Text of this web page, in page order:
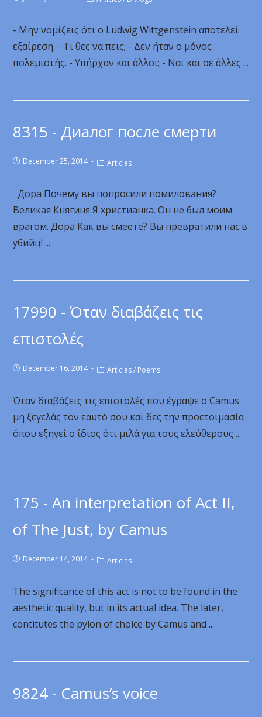
- Μην νομίζεις ότι ο Ludwig Wittgenstein αποτελεί
εξαίρεση. - Τι θες να πεις; - Δεν ήταν ο μόνος
πολεμιστής. - Υπήρχαν και άλλοι; - Ναι και σε άλλες ...
8315 - Диалог после смерти
December 25, 2014 Articles
Дора Почему вы попросили помилования?
Великая Княгиня Я христианка. Он не был моим
врагом. Дора Как вы смеете? Вы превратили нас в
убийц! ...
17990 - Όταν διαβάζεις τις
επιστολές
December 16, 2014 Articles / Poems
Όταν διαβάζεις τις επιστολές που έγραψε ο Camus
μη ξεγελάς τον εαυτό σου και δες την προετοιμασία
όπου εξηγεί ο ίδιος ότι μιλά για τους ελεύθερους ...
175 - An interpretation of Act II,
of The Just, by Camus
December 14, 2014 Articles
The significance of this act is not to be found in the
aesthetic quality, but in its actual idea. The later,
contitutes the pylon of choice by Camus and ...
9824 - Camus’s voice